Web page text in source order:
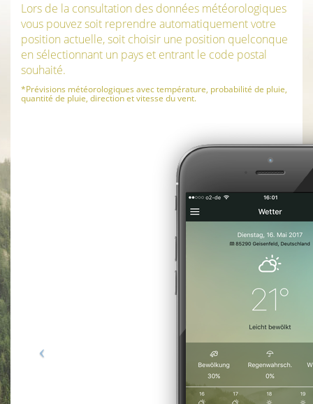
Lors de la consultation des données météorologiques
vous pouvez soit reprendre automatiquement votre
position actuelle, soit choisir une position quelconque
en sélectionnant un pays et entrant le code postal
souhaité.
*Prévisions météorologiques avec température, probabilité de pluie,
quantité de pluie, direction et vitesse du vent.